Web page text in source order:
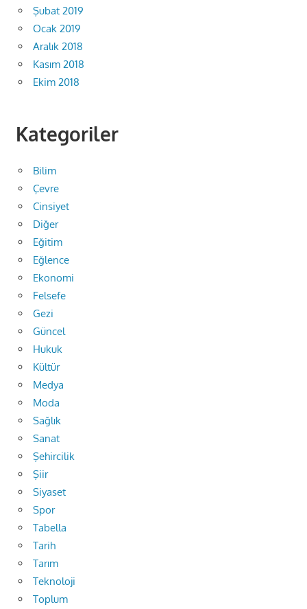
Şubat 2019
Ocak 2019
Aralık 2018
Kasım 2018
Ekim 2018
Kategoriler
Bilim
Çevre
Cinsiyet
Diğer
Eğitim
Eğlence
Ekonomi
Felsefe
Gezi
Güncel
Hukuk
Kültür
Medya
Moda
Sağlık
Sanat
Şehircilik
Şiir
Siyaset
Spor
Tabella
Tarih
Tarım
Teknoloji
Toplum